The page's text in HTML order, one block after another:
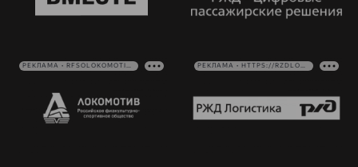
РЕКЛАМА • RFSOLOKOMOTIV.RU РЕКЛАМА • HTTPS://RZDLOG.RU/